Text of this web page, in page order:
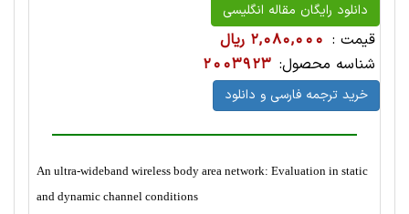
دانلود رایگان مقاله انگلیسی
قیمت : 2,080,000 ریال
شناسه محصول: 2003923
خرید ترجمه فارسی و دانلود
An ultra-wideband wireless body area network: Evaluation in static
and dynamic channel conditions